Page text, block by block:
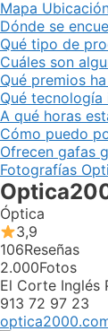
Mapa
Dónde se
Qué tipo de
Cuáles son
Qué premios
Qué
A qué horas
Cómo puedo
Ofrecen gafas
Fotografías
Óptica
3,9
106Reseñas
2.000Fotos
El Corte Inglés
913 72 97 23